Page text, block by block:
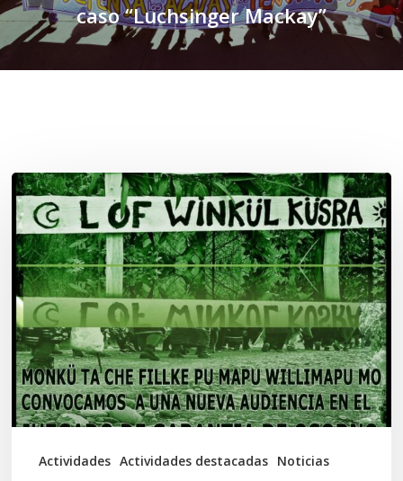
caso “Luchsinger Mackay”
Actividades Actividades destacadas Noticias
Lof
Winkül
Küsra
convoca
a
apoyar
audiencia
en
Juzgado